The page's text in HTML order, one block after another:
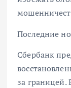
Последние
Сбербанк
за границей.